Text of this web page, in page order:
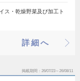
ス・乾燥野菜及び加工ト
詳細へ
掲載期間 26/07/23～26/08/11